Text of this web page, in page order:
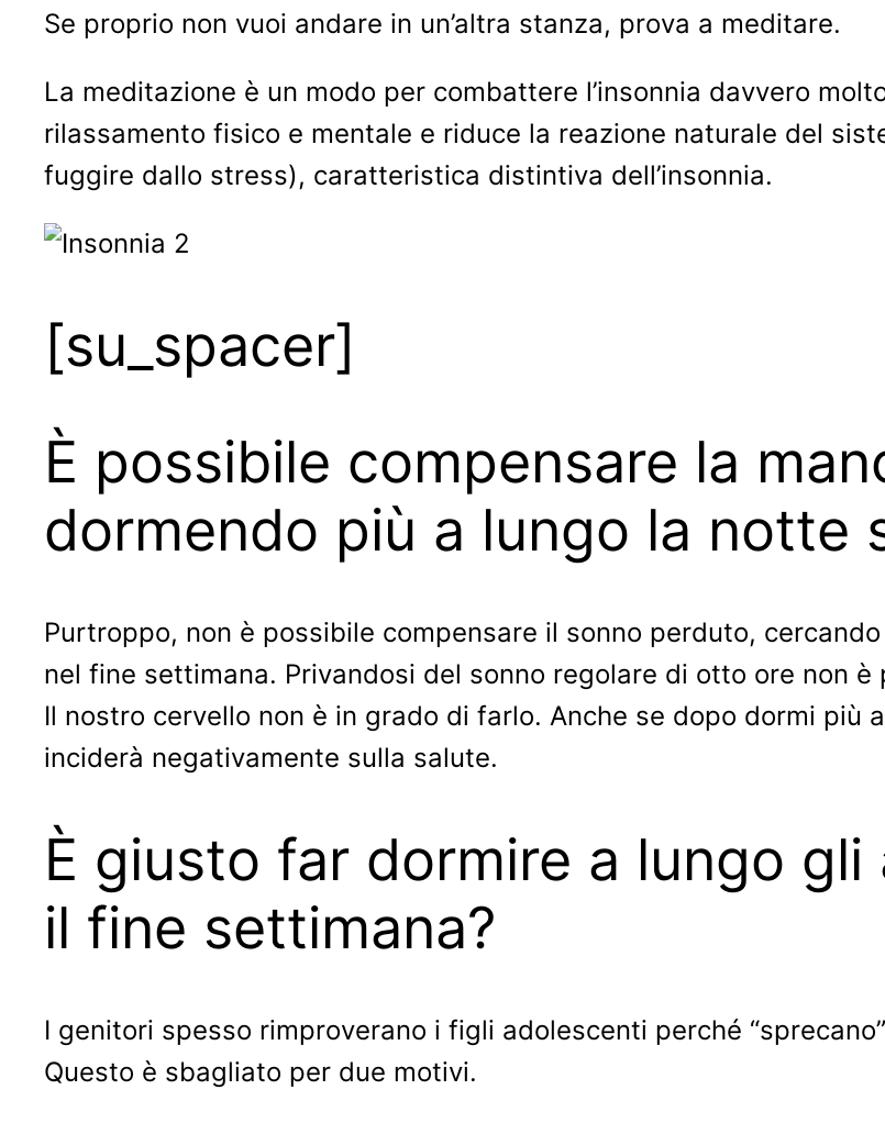
Se proprio non vuoi andare in un’altra stanza, prova a meditare.
La meditazione è un modo per combattere l’insonnia davvero
rilassamento fisico e mentale e riduce la reazione naturale del
fuggire dallo stress), caratteristica distintiva dell’insonnia.
[su_spacer]
È possibile compensare la
dormendo più a lungo la notte
Purtroppo, non è possibile compensare il sonno perduto,
nel fine settimana. Privandosi del sonno regolare di otto ore non
Il nostro cervello non è in grado di farlo. Anche se dopo dormi più
inciderà negativamente sulla salute.
È giusto far dormire a lungo
il fine settimana?
I genitori spesso rimproverano i figli adolescenti perché
Questo è sbagliato per due motivi.